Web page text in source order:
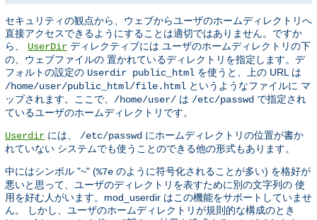
セキュリティの観点から、ウェブからユーザのホームディレクトリへ
直接アクセスできるようにすることは適切ではありません。ですか
ら、 UserDir ディレクティブには ユーザのホームディレクトリの下
の、ウェブファイルの 置かれているディレクトリを指定します。デ
フォルトの設定の Userdir public_html を使うと、上の URL は
/home/user/public_html/file.html というようなファイルに マ
ップされます。ここで、 /home/user/ は /etc/passwd で指定され
ているユーザのホームディレクトリです。
Userdir には、 /etc/passwd にホームディレクトリの位置が書か
れていない システムでも使うことのできる他の形式もあります。
中にはシンボル "~" (%7e のように符号化されることが多い) を格好が
悪いと思って、ユーザのディレクトリを表すために別の文字列の 使
用を好む人がいます。mod_userdir はこの機能をサポートしていませ
ん。 しかし、ユーザのホームディレクトリが規則的な構成のとき